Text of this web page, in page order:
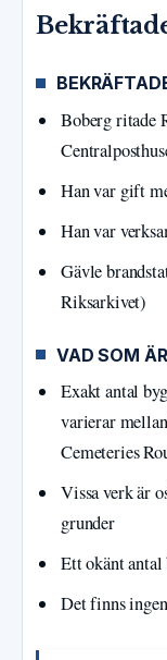
Boberg ritade
Han var gift
Han var
Gävle
Riksarkivet)
VAD SOM
Exakt antal
varierar
Cemeteries
Vissa verk är
grunder
Ett okänt
Det finns